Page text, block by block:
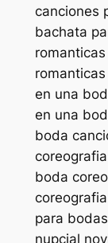
canciones
bachata
en una
en una
boda
boda
para
nupcial